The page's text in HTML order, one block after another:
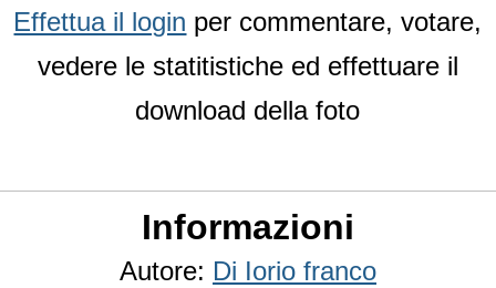
Effettua il login per commentare, votare,
vedere le statitistiche ed effettuare il
download della foto
Informazioni
Autore: Di Iorio franco